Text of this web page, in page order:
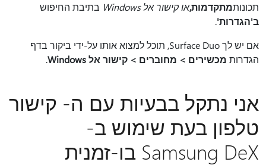
תכונותמתקדמות,או קישור אל Windows
בתיבת החיפוש
ב'הגדרות'.
אם יש לך Surface Duo, תוכל למצוא אותו על-ידי ביקור בדף
הגדרות מכשירים > מחוברים > קישור אל Windows .
אני נתקל בבעיות עם ה- קישור
טלפון בעת שימוש ב-
Samsung DeX בו-זמנית